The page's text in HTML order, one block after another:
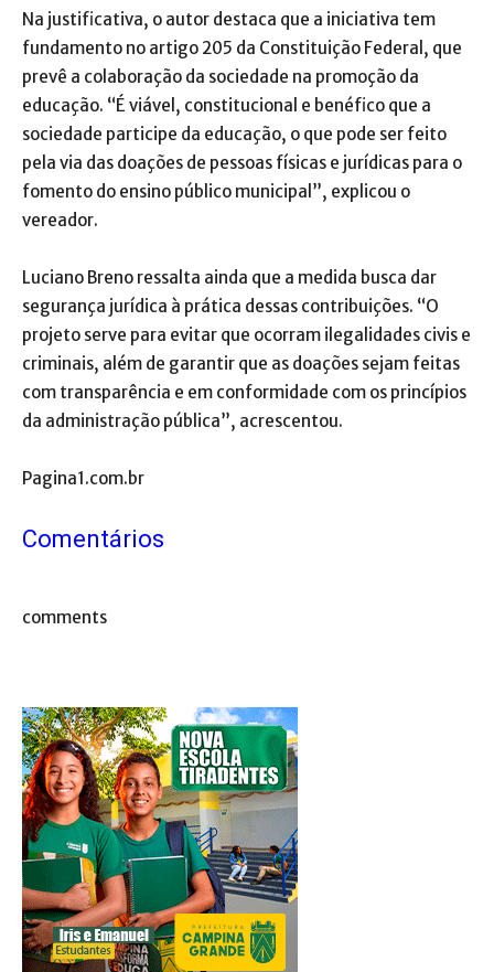
Na justificativa, o autor destaca que a iniciativa tem
fundamento no artigo 205 da Constituição Federal, que
prevê a colaboração da sociedade na promoção da
educação. “É viável, constitucional e benéfico que a
sociedade participe da educação, o que pode ser feito
pela via das doações de pessoas físicas e jurídicas para o
fomento do ensino público municipal”, explicou o
vereador.
Luciano Breno ressalta ainda que a medida busca dar
segurança jurídica à prática dessas contribuições. “O
projeto serve para evitar que ocorram ilegalidades civis e
criminais, além de garantir que as doações sejam feitas
com transparência e em conformidade com os princípios
da administração pública”, acrescentou.
Pagina1.com.br
Comentários
comments